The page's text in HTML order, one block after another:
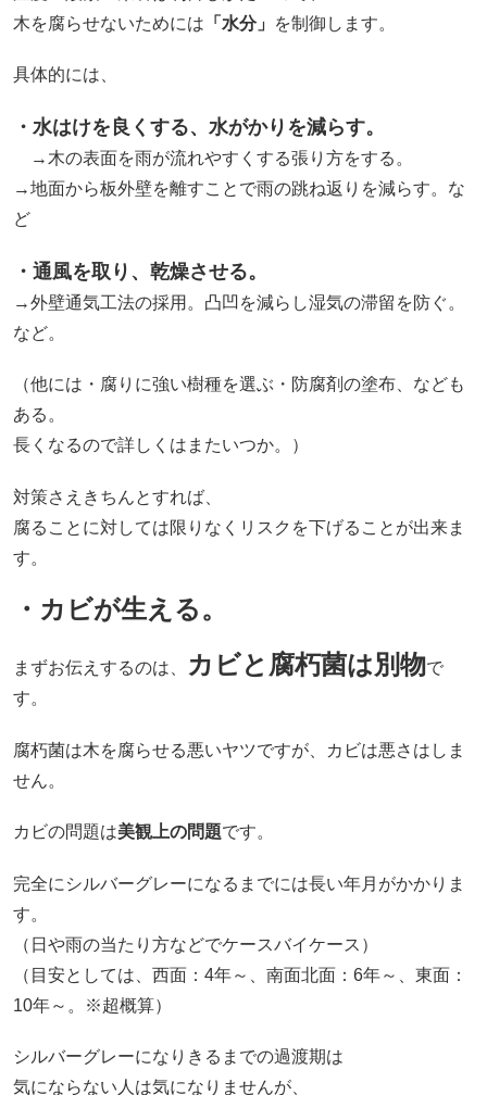
木を腐らせないためには 「水分」 を制御します。
具体的には、
・水はけを良くする、水がかりを減らす。
→木の表面を雨が流れやすくする張り方をする。
→地面から板外壁を離すことで雨の跳ね返りを減らす。な
ど
・通風を取り、乾燥させる。
→外壁通気工法の採用。凸凹を減らし湿気の滞留を防ぐ。
など。
（他には・腐りに強い樹種を選ぶ・防腐剤の塗布、なども
ある。
長くなるので詳しくはまたいつか。）
対策さえきちんとすれば、
腐ることに対しては限りなくリスクを下げることが出来ま
す。
・カビが生える。
まずお伝えするのは、 カビと腐朽菌は別物で
す。
腐朽菌は木を腐らせる悪いヤツですが、カビは悪さはしま
せん。
カビの問題は美観上の問題です。
完全にシルバーグレーになるまでには長い年月がかかりま
す。
（日や雨の当たり方などでケースバイケース）
（目安としては、西面：4年～、南面北面：6年～、東面：
10年～。※超概算）
シルバーグレーになりきるまでの過渡期は
気にならない人は気になりませんが、